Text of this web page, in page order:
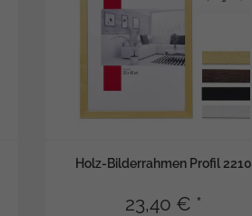
Holz-Bilderrahmen Profil 2210
23,40 € *